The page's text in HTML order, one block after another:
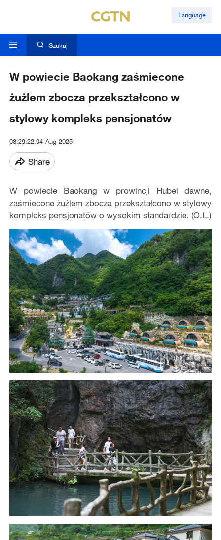
Language
Szukaj
W powiecie Baokang zaśmiecone
żużlem zbocza przekształcono w
stylowy kompleks pensjonatów
08:29:22,04-Aug-2025
Share
W powiecie Baokang w prowincji Hubei dawne,
zaśmiecone żużlem zbocza przekształcono w stylowy
kompleks pensjonatów o wysokim standardzie. (O.L.)